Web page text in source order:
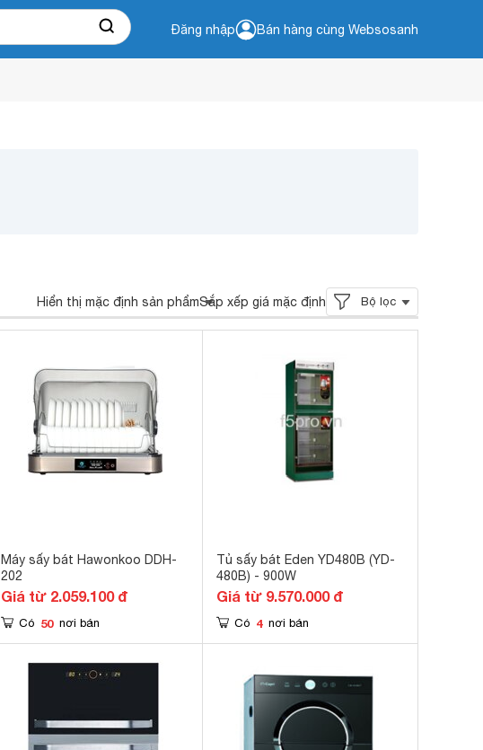
Đăng nhập Bán hàng cùng Websosanh
Hiển thị mặc định sản phẩmSắp xếp giá mặc định Bộ lọc
Máy sấy bát Hawonkoo DDH-
202
Giá từ 2.059.100 đ
Có 50 nơi bán
Tủ sấy bát Eden YD480B (YD-
480B) - 900W
Giá từ 9.570.000 đ
Có 4 nơi bán